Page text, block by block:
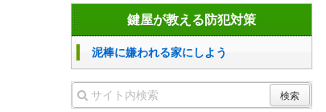
鍵屋が教える防犯対策
泥棒に嫌われる家にしよう